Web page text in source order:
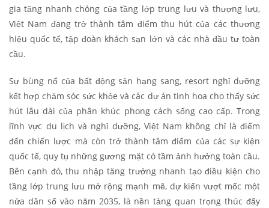
gia tăng nhanh chóng của tầng lớp trung lưu và thượng lưu,
Việt Nam đang trở thành tâm điểm thu hút của các thương
hiệu quốc tế, tập đoàn khách sạn lớn và các nhà đầu tư toàn
cầu.
Sự bùng nổ của bất động sản hạng sang, resort nghỉ dưỡng
kết hợp chăm sóc sức khỏe và các dự án tinh hoa cho thấy sức
hút lâu dài của phân khúc phong cách sống cao cấp. Trong
lĩnh vực du lịch và nghỉ dưỡng, Việt Nam không chỉ là điểm
đến chiến lược mà còn trở thành tâm điểm của các sự kiện
quốc tế, quy tụ những gương mặt có tầm ảnh hưởng toàn cầu.
Bên cạnh đó, thu nhập tăng trưởng nhanh tạo điều kiện cho
tầng lớp trung lưu mở rộng mạnh mẽ, dự kiến vượt mốc một
nửa dân số vào năm 2035, là nền tảng quan trọng thúc đẩy